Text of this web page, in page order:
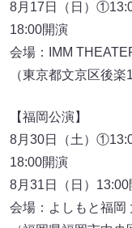
8月17日（日）
18:00開演
会場：IMM
（東京都文京区後楽
【福岡公演】
8月30日（土）
18:00開演
8月31日（日）
会場：よしもと福岡